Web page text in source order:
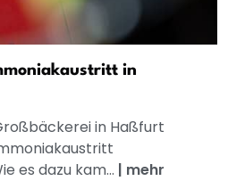
in
in Haßfurt
es dazu kam... | mehr